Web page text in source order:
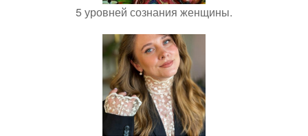
5 уровней сознания женщины.